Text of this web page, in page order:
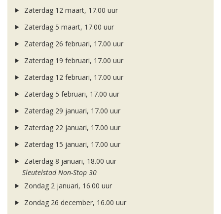
Zaterdag 12 maart, 17.00 uur
Zaterdag 5 maart, 17.00 uur
Zaterdag 26 februari, 17.00 uur
Zaterdag 19 februari, 17.00 uur
Zaterdag 12 februari, 17.00 uur
Zaterdag 5 februari, 17.00 uur
Zaterdag 29 januari, 17.00 uur
Zaterdag 22 januari, 17.00 uur
Zaterdag 15 januari, 17.00 uur
Zaterdag 8 januari, 18.00 uur
Sleutelstad Non-Stop 30
Zondag 2 januari, 16.00 uur
Zondag 26 december, 16.00 uur